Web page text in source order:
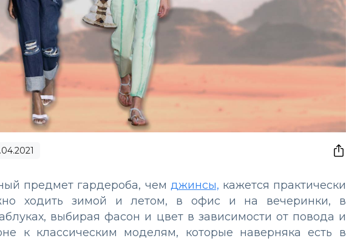
предмет гардероба, чем джинсы, кажется практически
ходить зимой и летом, в офис и на вечеринки, в
выбирая фасон и цвет в зависимости от повода и
к классическим моделям, которые наверняка есть в